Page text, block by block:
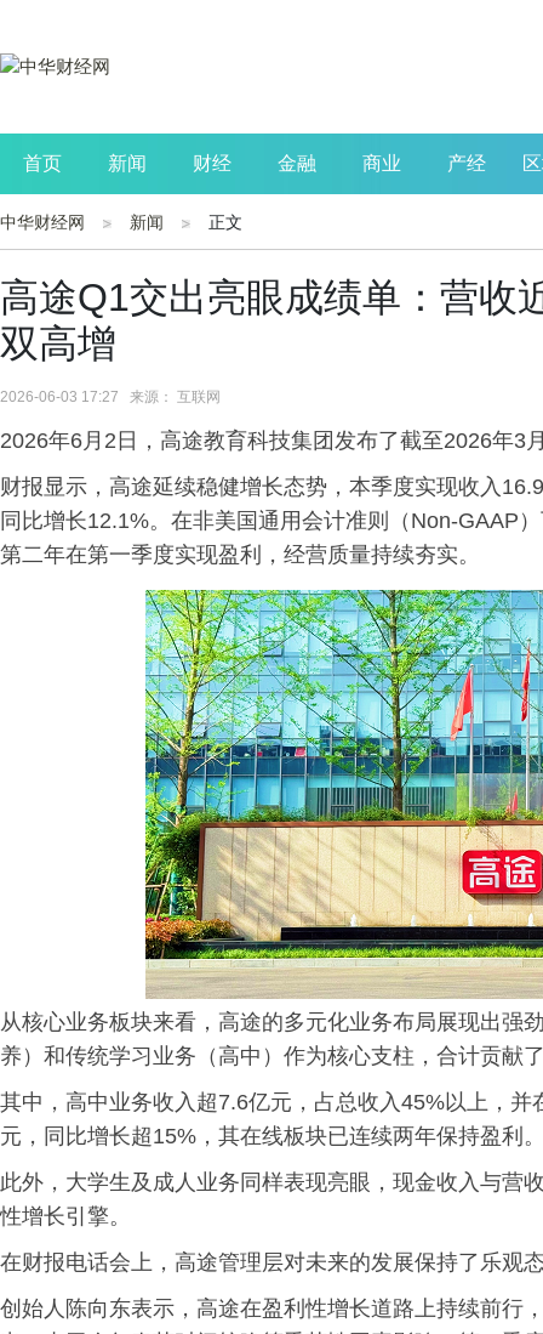
首页 新闻 财经 金融 商业 产经
公司 生活 读书
中华财经网 新闻 正文
高途Q1交出亮眼成绩单：营收
双高增
2026-06-03 17:27 来源： 互联网
2026年6月2日，高途教育科技集团发布了截至2026年3
财报显示，高途延续稳健增长态势，本季度实现收入
同比增长12.1%。在非美国通用会计准则（Non-GAAP
第二年在第一季度实现盈利，经营质量持续夯实。
从核心业务板块来看，高途的多元化业务布局展现出强
养）和传统学习业务（高中）作为核心支柱，合计贡献
其中，高中业务收入超7.6亿元，占总收入45%以上，
元，同比增长超15%，其在线板块已连续两年保持盈利
此外，大学生及成人业务同样表现亮眼，现金收入与营
性增长引擎。
在财报电话会上，高途管理层对未来的发展保持了乐观
创始人陈向东表示，高途在盈利性增长道路上持续前行